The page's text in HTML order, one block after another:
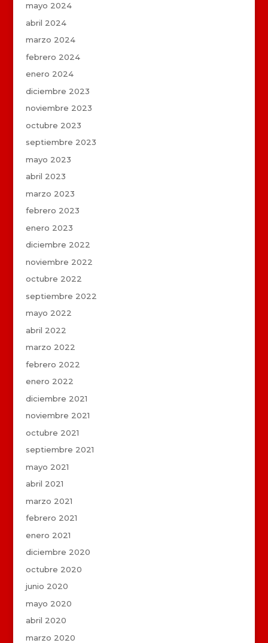
mayo 2024
abril 2024
marzo 2024
febrero 2024
enero 2024
diciembre 2023
noviembre 2023
octubre 2023
septiembre 2023
mayo 2023
abril 2023
marzo 2023
febrero 2023
enero 2023
diciembre 2022
noviembre 2022
octubre 2022
septiembre 2022
mayo 2022
abril 2022
marzo 2022
febrero 2022
enero 2022
diciembre 2021
noviembre 2021
octubre 2021
septiembre 2021
mayo 2021
abril 2021
marzo 2021
febrero 2021
enero 2021
diciembre 2020
octubre 2020
junio 2020
mayo 2020
abril 2020
marzo 2020